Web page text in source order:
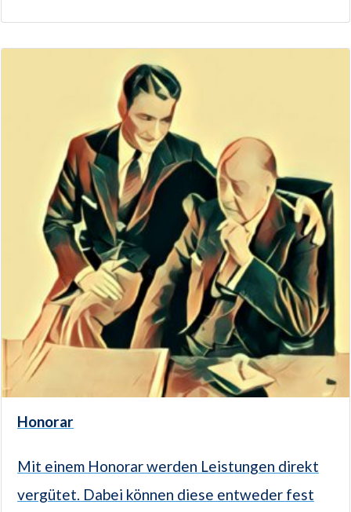
Honorar
Mit einem Honorar werden Leistungen direkt
vergütet. Dabei können diese entweder fest